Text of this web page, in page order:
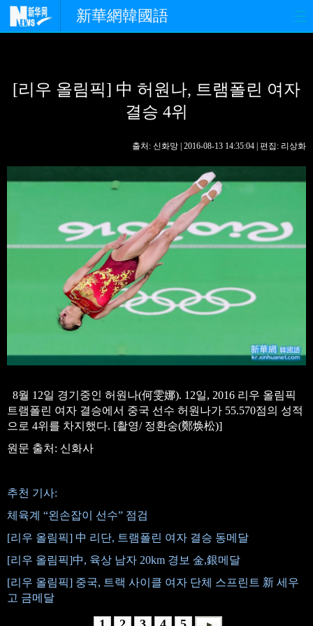
新華網韓國語
경제 사회 포토
핫 TV
[리우 올림픽] 中 허원나, 트램폴린 여자
결승 4위
출처: 신화망 | 2016-08-13 14:35:04 | 편집: 리상화
8월 12일 경기중인 허원나(何雯娜). 12일, 2016 리우 올림픽
트램폴린 여자 결승에서 중국 선수 허원나가 55.570점의 성적
으로 4위를 차지했다. [촬영/ 정환숭(鄭焕松)]
원문 출처: 신화사
추천 기사:
체육계 “왼손잡이 선수” 점검
[리우 올림픽] 中 리단, 트램폴린 여자 결승 동메달
[리우 올림픽]中, 육상 남자 20km 경보 金,銀메달
[리우 올림픽] 중국, 트랙 사이클 여자 단체 스프린트 新 세우
고 금메달